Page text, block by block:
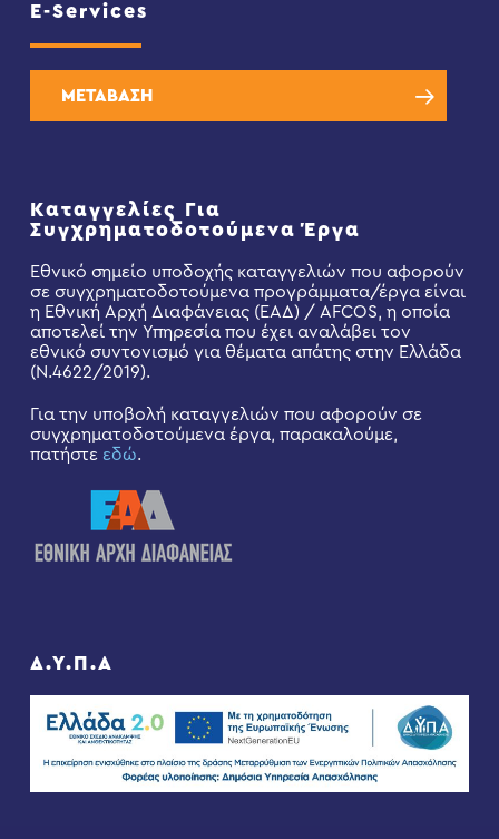
E-Services
ΜΕΤΑΒΑΣΗ
Καταγγελίες Για
Συγχρηματοδοτούμενα Έργα
Εθνικό σημείο υποδοχής καταγγελιών που αφορούν
σε συγχρηματοδοτούμενα προγράμματα/έργα είναι
η Εθνική Αρχή Διαφάνειας (ΕΑΔ) / AFCOS, η οποία
αποτελεί την Υπηρεσία που έχει αναλάβει τον
εθνικό συντονισμό για θέματα απάτης στην Ελλάδα
(Ν.4622/2019).
Για την υποβολή καταγγελιών που αφορούν σε
συγχρηματοδοτούμενα έργα, παρακαλούμε,
πατήστε εδώ.
Δ.Υ.Π.Α